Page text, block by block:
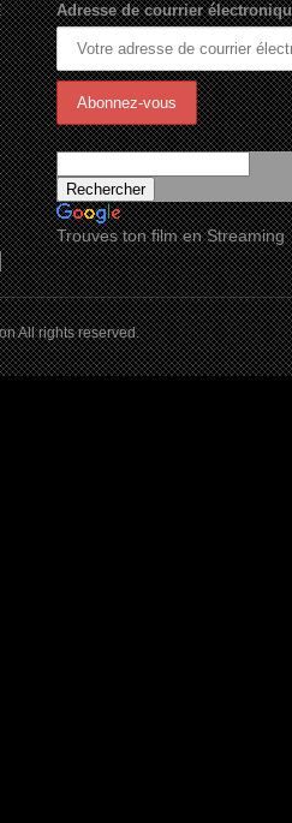
Adresse de courrier
Trouves ton film en Streaming
All rights reserved.